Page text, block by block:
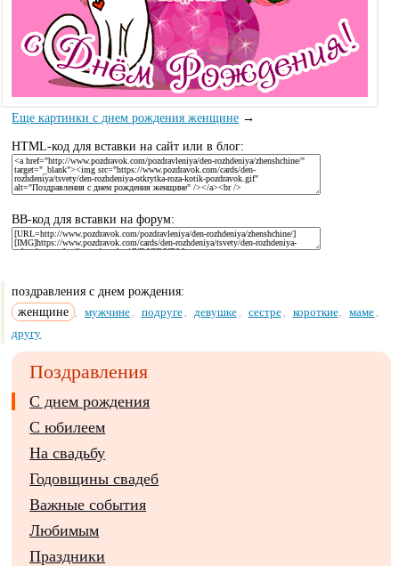
Еще картинки с днем рождения женщине →
HTML-код для вставки на сайт или в блог:
BB-код для вставки на форум:
поздравления с днем рождения:
женщине
мужчине подруге девушке сестре короткие маме
другу
Поздравления
С днем рождения
С юбилеем
На свадьбу
Годовщины свадеб
Важные события
Любимым
Праздники